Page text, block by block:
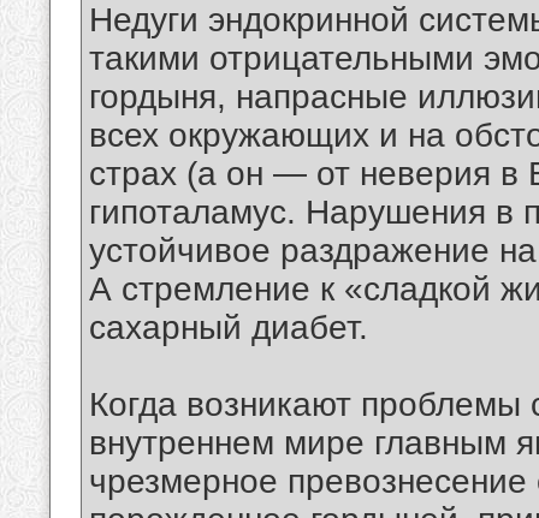
Недуги эндокринной
такими отрицательными
гордыня, напрасные
всех окружающих и на
страх (а он — от неверия в
гипоталамус. Нарушения в
устойчивое раздражение
А стремление к «сладкой
сахарный диабет.
Когда возникают проблемы
внутреннем мире главным
чрезмерное